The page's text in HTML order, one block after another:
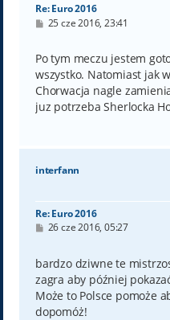
Re: Euro 2016
P
t
25 cze 2016, 23:41
Po tym meczu jestem
wszystko. Natomiast jak
Chorwacja nagle
juz potrzeba Sherlocka
interfann
Re: Euro 2016
P
t
26 cze 2016, 05:27
bardzo dziwne te
zagra aby później
Może to Polsce pomoże
dopomóż!